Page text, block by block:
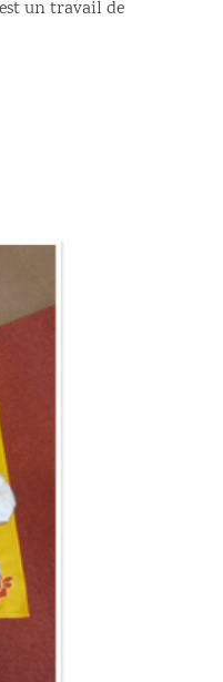
un travail de